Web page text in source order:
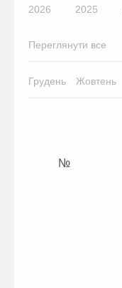
2026 2025
Переглянути все
Грудень Жовтень